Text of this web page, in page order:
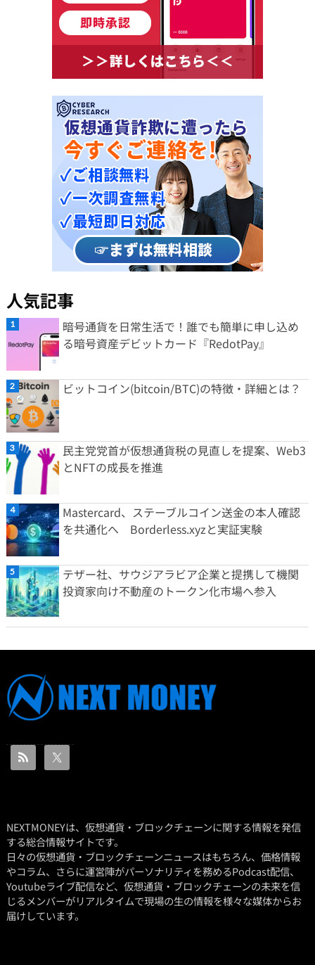
人気記事
暗号通貨を日常生活で！誰でも簡単に申し込め
る暗号資産デビットカード『RedotPay』
ビットコイン(bitcoin/BTC)の特徴・詳細とは？
民主党党首が仮想通貨税の見直しを提案、Web3
とNFTの成長を推進
Mastercard、ステーブルコイン送金の本人確認
を共通化へ Borderless.xyzと実証実験
テザー社、サウジアラビア企業と提携して機関
投資家向け不動産のトークン化市場へ参入
NEXTMONEYは、仮想通貨・ブロックチェーンに関する情報を発信
する総合情報サイトです。
日々の仮想通貨・ブロックチェーンニュースはもちろん、価格情報
やコラム、さらに運営陣がパーソナリティを務めるPodcast配信、
Youtubeライブ配信など、仮想通貨・ブロックチェーンの未来を信
じるメンバーがリアルタイムで現場の生の情報を様々な媒体からお
届けしています。